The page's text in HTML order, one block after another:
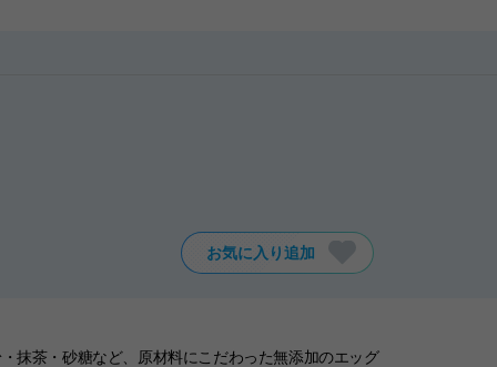
お気に入り追加
抹茶・砂糖など、原材料にこだわった無添加のエッグ